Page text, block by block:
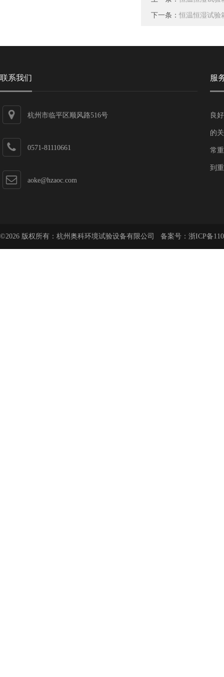
下一条： 恒温恒湿试验
联系我们
杭州市临平区顺风路516号
0571-81110661
aoke@hzaoc.com
服
良
的
常
到
©2026 版权所有：杭州奥科环境试验设备有限公司 备案号： 浙ICP备